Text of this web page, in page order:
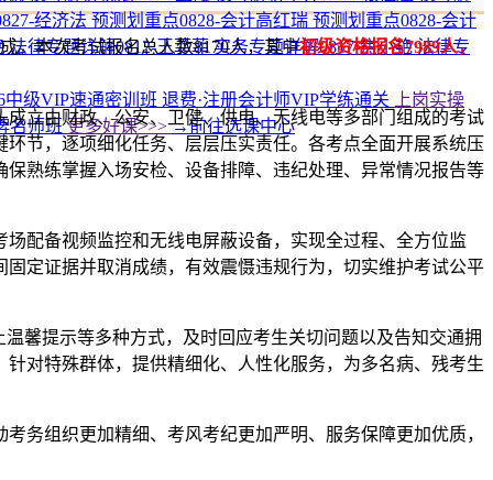
经济法预测划重点0828-会计高红瑞预测划重点0828-会计
法律专题详解0812-王菲菲实务专题详解0817-焦小艳法律专
中级VIP速通密训班 退费·注册会计师VIP学练通关
上岗实操
名师班更多好课>>>→前往选课中心
。本次考试报名总人数8170人，其中初级资格报名7989人，
立由财政、公安、卫健、供电、无线电等多部门组成的考试
节，逐项细化任务、层层压实责任。各考点全面开展系统压
熟练掌握入场安检、设备排障、违纪处理、异常情况报告等
配备视频监控和无线电屏蔽设备，实现全过程、全方位监
定证据并取消成绩，有效震慑违规行为，切实维护考试公平
馨提示等多种方式，及时回应考生关切问题以及告知交通拥
对特殊群体，提供精细化、人性化服务，为多名病、残考生
务组织更加精细、考风考纪更加严明、服务保障更加优质，